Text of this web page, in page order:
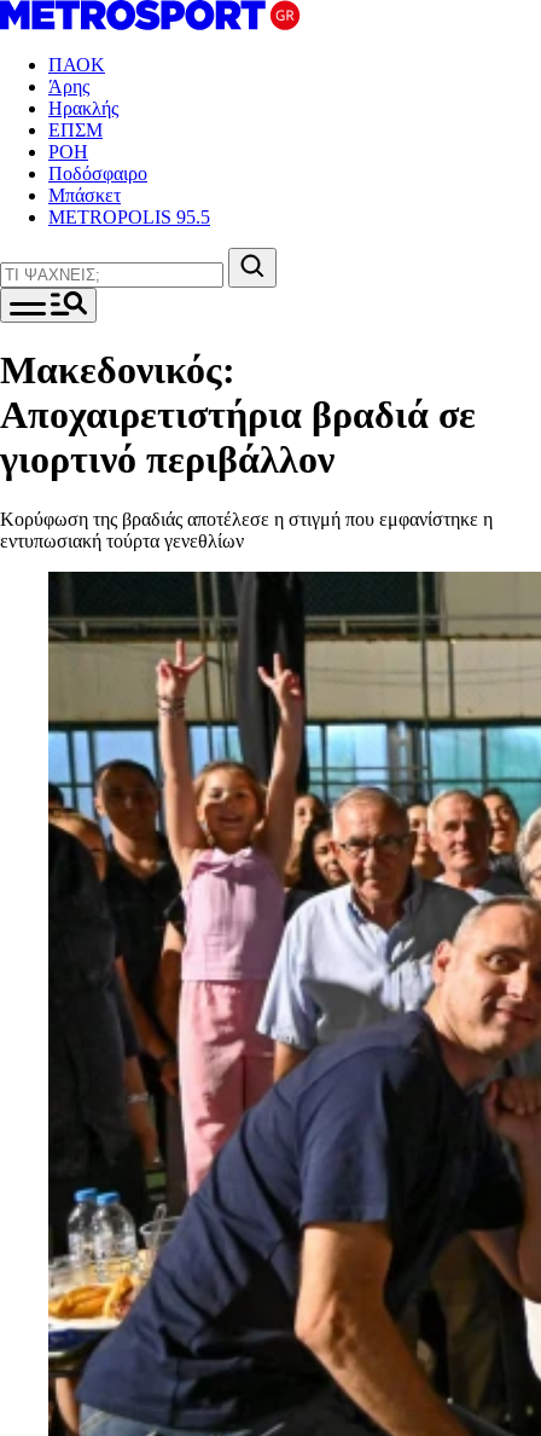
ΠΑΟΚ
Άρης
Ηρακλής
ΕΠΣΜ
ΡΟΗ
Ποδόσφαιρο
Μπάσκετ
METROPOLIS 95.5
Μακεδονικός:
Αποχαιρετιστήρια βραδιά σε
γιορτινό περιβάλλον
Κορύφωση της βραδιάς αποτέλεσε η στιγμή που εμφανίστηκε η
εντυπωσιακή τούρτα γενεθλίων